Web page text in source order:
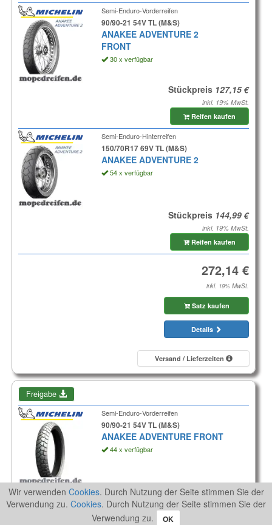
Semi-Enduro-Vorderreifen
90/90-21 54V TL (M&S)
ANAKEE ADVENTURE 2
FRONT
30 x verfügbar
Stückpreis
inkl. 19% MwSt.
Reifen kaufen
Semi-Enduro-Hinterreifen
150/70R17 69V TL (M&S)
ANAKEE ADVENTURE 2
54 x verfügbar
Stückpreis
inkl. 19% MwSt.
Reifen kaufen
inkl. 19% MwSt.
Satz kaufen
Details
Versand / Lieferzeiten
Freigabe
Semi-Enduro-Vorderreifen
90/90-21 54V TL (M&S)
ANAKEE ADVENTURE FRONT
44 x verfügbar
Aktionspreis
inkl. 19% MwSt.
Wir verwenden Cookies. Durch Nutzung der Seite stimmen Sie der
Verwendung zu. Cookies. Durch Nutzung der Seite stimmen Sie der
Verwendung zu.
OK